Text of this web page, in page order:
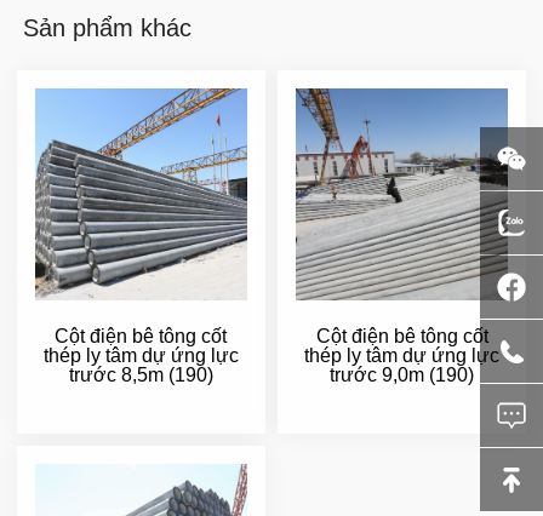
Sản phẩm khác
Cột điện bê tông cốt
thép ly tâm dự ứng lực
trước 8,5m (190)
Cột điện bê tông cốt
thép ly tâm dự ứng lực
trước 9,0m (190)